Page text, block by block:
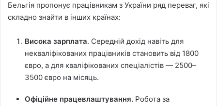
Бельгія пропонує працівникам з України ряд переваг, які
складно знайти в інших країнах:
Висока зарплата. Середній дохід навіть для
некваліфікованих працівників становить від 1800
євро, а для кваліфікованих спеціалістів — 2500–
3500 євро на місяць.
Офіційне працевлаштування. Робота за